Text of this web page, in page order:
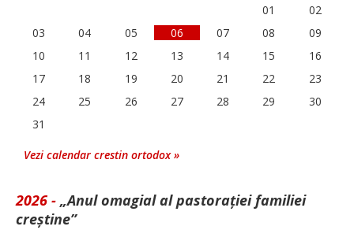
01
02
03
04 05 06 07 08
09
10
11 12 13 14 15
16
17
18 19 20 21 22
23
24
25 26 27 28 29
30
31
Vezi calendar crestin ortodox »
2026 - „Anul omagial al pastorației familiei
creștine”